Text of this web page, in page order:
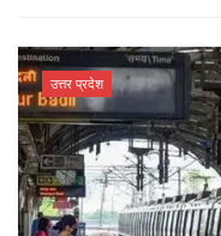
उत्तर प्रदेश